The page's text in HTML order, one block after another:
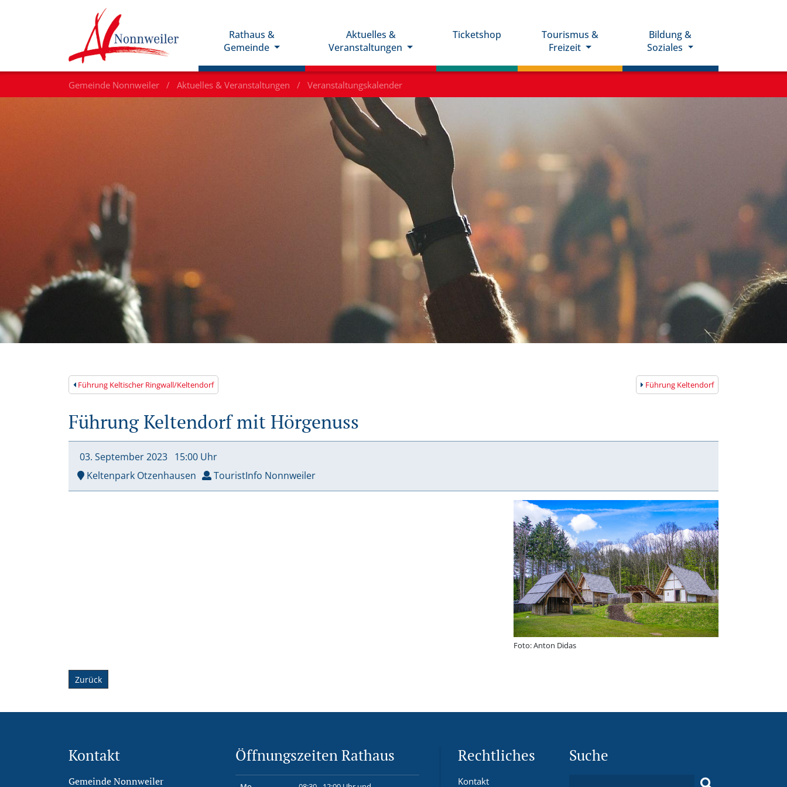
Rathaus &
Gemeinde
Aktuelles &
Veranstaltungen
Ticketshop
Tourismus &
Freizeit
Bildung &
Soziales
Gemeinde Nonnweiler Aktuelles & Veranstaltungen Veranstaltungskalender
Führung Keltischer Ringwall/Keltendorf Führung Keltendorf
Führung Keltendorf mit Hörgenuss
03. September2023 15:00 Uhr
Keltenpark Otzenhausen
TouristInfo Nonnweiler
Foto: Anton Didas
Zurück
Kontakt
Gemeinde Nonnweiler
Öffnungszeiten Rathaus Rechtliches
Kontakt
Suche